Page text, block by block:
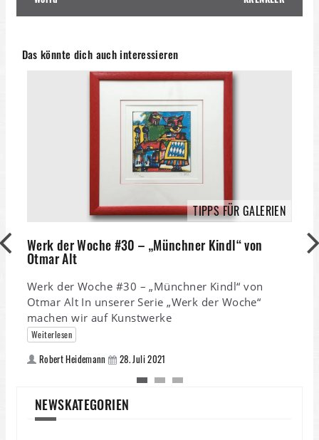
Das könnte dich auch interessieren
TIPPS FÜR GALERIEN
Werk der Woche #30 – „Münchner Kindl“ von
Otmar Alt
Werk der Woche #30 – „Münchner Kindl“ von
Otmar Alt In unserer Serie „Werk der Woche“
machen wir auf Kunstwerke
Weiterlesen
Robert Heidemann 28. Juli 2021
NEWSKATEGORIEN